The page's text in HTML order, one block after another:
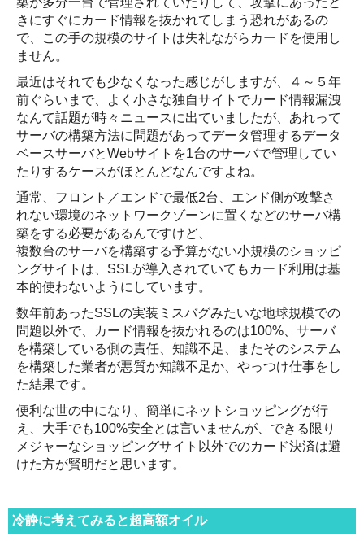
きにすぐにカード情報を抜かれてしまう恐れがあるの
で、この手の規模のサイトは失礼ながらカードを使用し
ません。
最近はそれでも少なくなった感じがしますが、４～５年
前ぐらいまで、よく小さな独自サイトでカード情報漏洩
なんて話題が時々ニュースに出ていましたが、あれって
サーバの構築方法に問題があってデータ管理するデータ
ベースサーバとWebサイトを1台のサーバで管理してい
たりするケースがほとんどなんですよね。
通常、フロント／エンドで最低2台、エンド側が攻撃さ
れない環境のネットワークゾーンに置くなどのサーバ構
築をする必要があるんですけど、
複数台のサーバを構築する予算がない小規模のショッピ
ングサイトは、SSLが導入されていてもカード利用は基
本的使わないようにしています。
数年前あったSSLの実装ミスバグみたいな地球規模での
問題以外で、カード情報を抜かれるのは100%、サーバ
を構築している側の責任、知識不足、またそのシステム
を構築した業者が悪質か知識不足か、やっつけ仕事をし
た結果です。
便利な世の中になり、簡単にネットショッピングが行
え、大手でも100%安全とは言いませんが、できる限り
メジャーなショッピングサイト以外でのカード決済は避
けた方が賢明だと思います。
冷静に考えてみると超高額オイル